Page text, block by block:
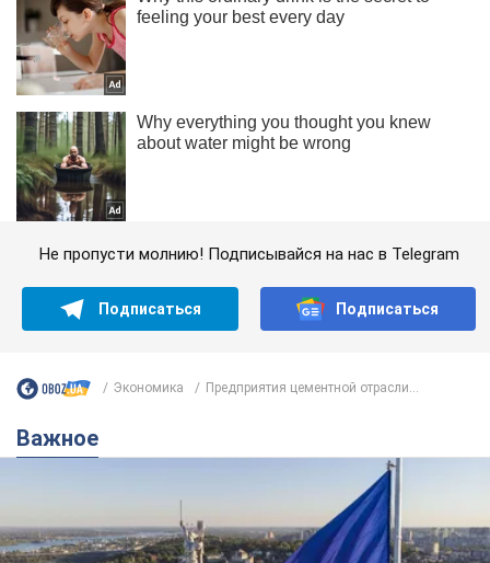
Не пропусти молнию! Подписывайся на нас в Telegram
Подписаться Подписаться
Экономика Предприятия цементной отрасли...
Важное